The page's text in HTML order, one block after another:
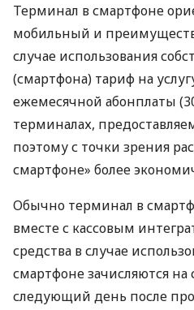
Терминал в смартфоне
мобильный и
случае использования
(смартфона) тариф на
ежемесячной абонплаты
терминалах,
поэтому с точки зрения
смартфоне» более
Обычно терминал в
вместе с кассовым
средства в случае
смартфоне зачисляются на
следующий день после